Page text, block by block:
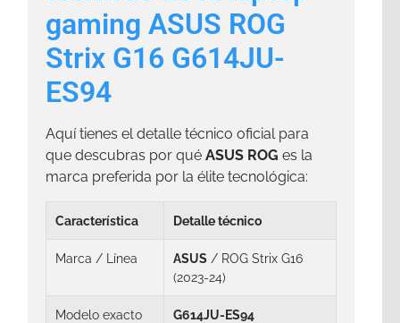
gaming ASUS ROG
Strix G16 G614JU-
ES94
Aquí tienes el detalle técnico oficial para
que descubras por qué ASUS ROG es la
marca preferida por la élite tecnológica:
Característica Detalle técnico
Marca / Línea ASUS / ROG Strix G16
(2023-24)
Modelo exacto G614JU-ES94